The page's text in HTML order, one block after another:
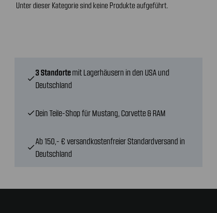
Unter dieser Kategorie sind keine Produkte aufgeführt.
check
3 Standorte mit Lagerhäusern in den USA und
Deutschland
checkDein Teile-Shop für Mustang, Corvette & RAM
check
Ab 150,- € versandkostenfreier Standardversand in
Deutschland